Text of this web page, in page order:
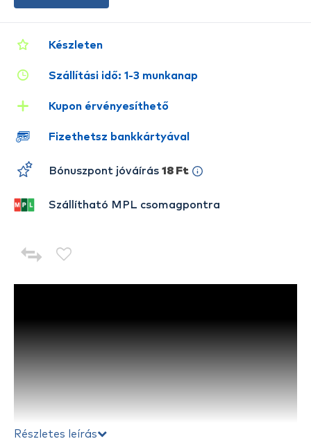
Részletes leírás
Készleten
Szállítási idő: 1-3 munkanap
Kupon érvényesíthető
Fizethetsz bankkártyával
Bónuszpont jóváírás 18 Ft
Szállítható MPL csomagpontra